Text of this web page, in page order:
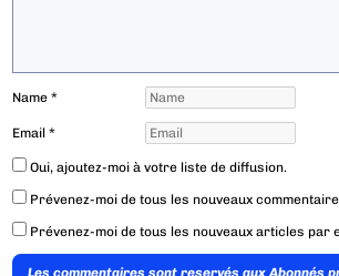
Name*
Email*
Oui, ajoutez-moi à votre liste de diffusion.
Prévenez-moi de tous les nouveaux
Prévenez-moi de tous les nouveaux articles par